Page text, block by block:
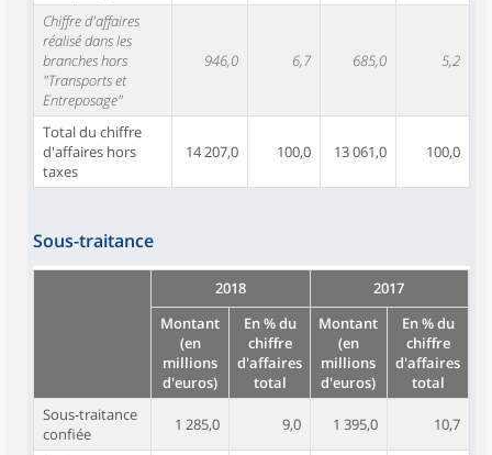
Chiffre d'affaires
réalisé dans les
branches hors
"Transports et
Entreposage"
946,0 6,7 685,0 5,2
Total du chiffre
d'affaires hors
taxes
14 207,0 100,0 13 061,0 100,0
Sous-traitance
2018
2017
Montant
(en
millions
d'euros)
En % du
chiffre
d'affaires
total
Montant
(en
millions
d'euros)
En % du
chiffre
d'affaires
total
Sous-traitance
confiée
1 285,0 9,0 1 395,0 10,7